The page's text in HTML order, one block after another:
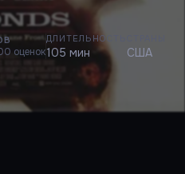
оценок
ДЛИТЕЛЬНОСТЬ
105 мин США